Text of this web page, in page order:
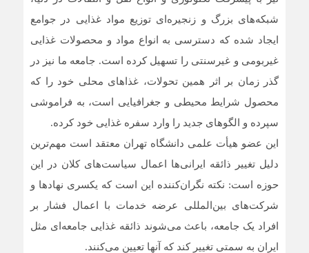
شبکه‌های بزرگ و زنجیره‌ای توزیع مواد غذایی در جوامع
ایجاد شده که دسترسی به انواع مواد و محصولات غذایی
غیربومی و غیرسنتی را تسهیل کرده است. جامعه ما نیز در
گذر زمان بر اثر همین تحولات، غذاهای محلی خود را که
محصول شرایط محیطی و جغرافیایی است، به فراموشی
سپرده و الگوهای جدید را وارد سفره غذایی خود کرده.
این عضو هیأت علمی دانشگاه تهران معتقد است مهم‌ترین
دلیل تغییر ذائقه ایرانی‌ها اعمال سیاست‌های کلان در این
حوزه است: نکته نگران‌کننده این است که یکسری نهادها و
شرکت‌های بین‌المللی عرضه خدمات با اعمال فشار بر
افراد یک جامعه، باعث می‌شوند ذائقه غذایی جامعه‌ای مثل
ایران به سمتی تغییر کند که آنها تعیین می‌کنند.